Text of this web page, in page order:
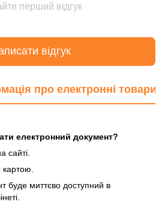
перший відгук
відгук
про електронні товари
електронний документ?
сайті.
буде миттєво доступний в